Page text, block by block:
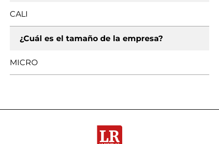
CALI
¿Cuál es el tamaño de la empresa?
MICRO